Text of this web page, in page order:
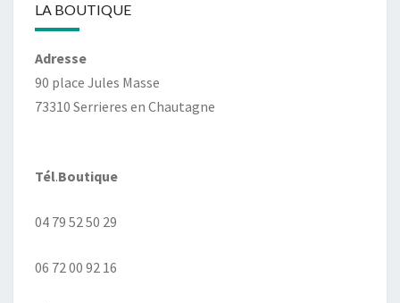
LA BOUTIQUE
Adresse
90 place Jules Masse
73310 Serrieres en Chautagne
Tél.Boutique
04 79 52 50 29
06 72 00 92 16